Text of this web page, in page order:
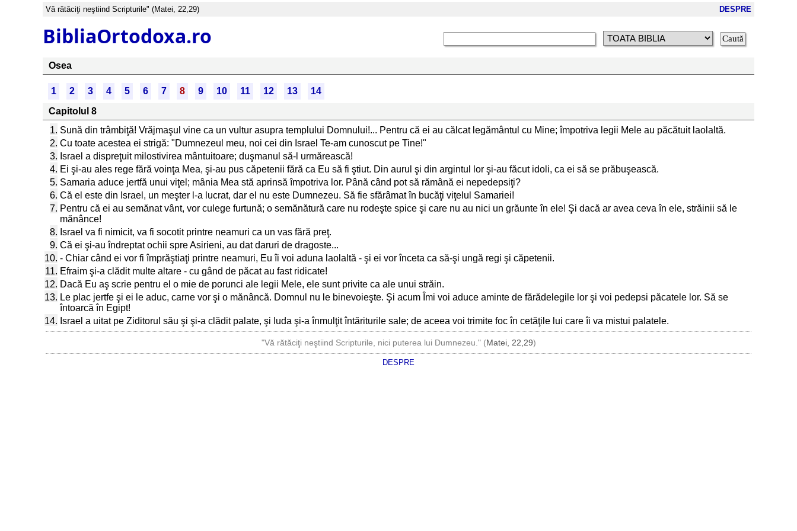
Vă rătăciţi neştiind Scripturile" (Matei, 22,29) DESPRE
BibliaOrtodoxa.ro
Osea
1 2 3 4 5 6 7 8 9 10 11 12 13
14
Capitolul 8
1. Sună din trâmbiţă! Vrăjmaşul vine ca un vultur asupra templului Domnului!... Pentru că ei au călcat legământul cu Mine; împotriva legii Mele au păcătuit laolaltă.
2. Cu toate acestea ei strigă: "Dumnezeul meu, noi cei din Israel Te-am cunoscut pe Tine!"
3. Israel a dispreţuit milostivirea mântuitoare; duşmanul să-l urmărească!
4. Ei şi-au ales rege fără voinţa Mea, şi-au pus căpetenii fără ca Eu să fi ştiut. Din aurul şi din argintul lor şi-au făcut idoli, ca ei să se prăbuşească.
5. Samaria aduce jertfă unui viţel; mânia Mea stă aprinsă împotriva lor. Până când pot să rămână ei nepedepsiţi?
6. Că el este din Israel, un meşter l-a lucrat, dar el nu este Dumnezeu. Să fie sfărâmat în bucăţi viţelul Samariei!
7. Pentru că ei au semănat vânt, vor culege furtună; o semănătură care nu rodeşte spice şi care nu au nici un grăunte în ele! Şi dacă ar avea ceva în ele, străinii să le
mănânce!
8. Israel va fi nimicit, va fi socotit printre neamuri ca un vas fără preţ.
9. Că ei şi-au îndreptat ochii spre Asirieni, au dat daruri de dragoste...
10. - Chiar când ei vor fi împrăştiaţi printre neamuri, Eu îi voi aduna laolaltă - şi ei vor înceta ca să-şi ungă regi şi căpetenii.
11. Efraim şi-a clădit multe altare - cu gând de păcat au fast ridicate!
12. Dacă Eu aş scrie pentru el o mie de porunci ale legii Mele, ele sunt privite ca ale unui străin.
13. Le plac jertfe şi ei le aduc, carne vor şi o mănâncă. Domnul nu le binevoieşte. Şi acum Îmi voi aduce aminte de fărădelegile lor şi voi pedepsi păcatele lor. Să se
întoarcă în Egipt!
14. Israel a uitat pe Ziditorul său şi şi-a clădit palate, şi Iuda şi-a înmulţit întăriturile sale; de aceea voi trimite foc în cetăţile lui care îi va mistui palatele.
"Vă rătăciţi neştiind Scripturile, nici puterea lui Dumnezeu." (Matei, 22,29)
DESPRE